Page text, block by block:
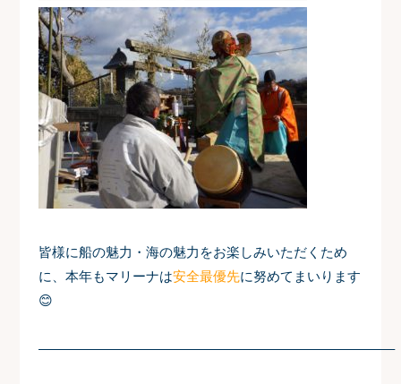
皆様に船の魅力・海の魅力をお楽しみいただくため
に、本年もマリーナは安全最優先に努めてまいります
😊
——————————————————————————–